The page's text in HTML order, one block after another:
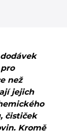
než
jejich
čističek
Kromě